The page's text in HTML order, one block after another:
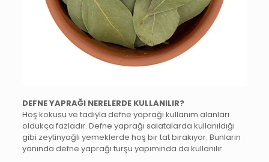
DEFNE YAPRAĞI NERELERDE KULLANILIR?
Hoş kokusu ve tadıyla defne yaprağı kullanım alanları
oldukça fazladır. Defne yaprağı salatalarda kullanıldığı
gibi zeytinyağlı yemeklerde hoş bir tat bırakıyor. Bunların
yanında defne yaprağı turşu yapımında da kullanılır.